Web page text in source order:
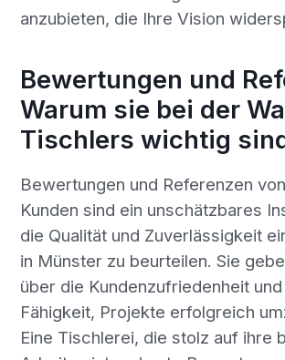
anzubieten, die Ihre Vision
Bewertungen und
Warum sie bei der
Tischlers wichtig
Bewertungen und Referenzen
Kunden sind ein unschätzbares
die Qualität und Zuverlässigkeit
in Münster zu beurteilen. Sie
über die Kundenzufriedenheit
Fähigkeit, Projekte erfolgreich
Eine Tischlerei, die stolz auf ihre